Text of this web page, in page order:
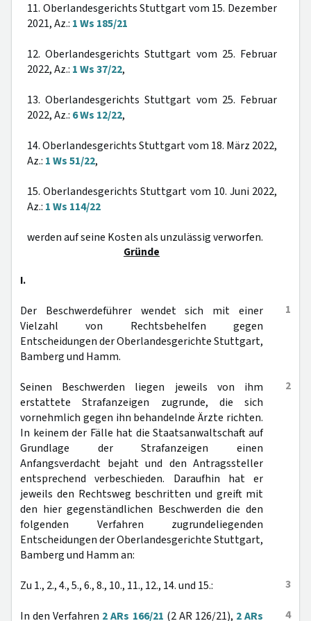
11. Oberlandesgerichts Stuttgart vom 15. Dezember
2021, Az.: 1 Ws 185/21
12. Oberlandesgerichts Stuttgart vom 25. Februar
2022, Az.: 1 Ws 37/22,
13. Oberlandesgerichts Stuttgart vom 25. Februar
2022, Az.: 6 Ws 12/22,
14. Oberlandesgerichts Stuttgart vom 18. März 2022,
Az.: 1 Ws 51/22,
15. Oberlandesgerichts Stuttgart vom 10. Juni 2022,
Az.: 1 Ws 114/22
werden auf seine Kosten als unzulässig verworfen.
Gründe
I.
1
Der Beschwerdeführer wendet sich mit einer
Vielzahl von Rechtsbehelfen gegen
Entscheidungen der Oberlandesgerichte Stuttgart,
Bamberg und Hamm.
2
Seinen Beschwerden liegen jeweils von ihm
erstattete Strafanzeigen zugrunde, die sich
vornehmlich gegen ihn behandelnde Ärzte richten.
In keinem der Fälle hat die Staatsanwaltschaft auf
Grundlage der Strafanzeigen einen
Anfangsverdacht bejaht und den Antragssteller
entsprechend verbeschieden. Daraufhin hat er
jeweils den Rechtsweg beschritten und greift mit
den hier gegenständlichen Beschwerden die den
folgenden Verfahren zugrundeliegenden
Entscheidungen der Oberlandesgerichte Stuttgart,
Bamberg und Hamm an:
3
Zu 1., 2., 4., 5., 6., 8., 10., 11., 12., 14. und 15.:
4
In den Verfahren 2 ARs 166/21 (2 AR 126/21), 2 ARs